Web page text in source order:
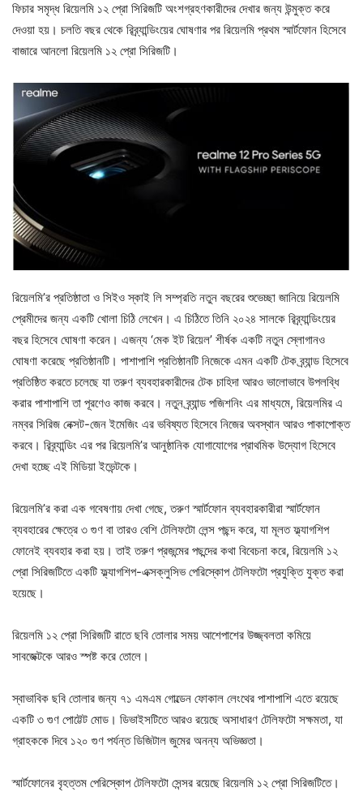
ফিচার সমৃদ্ধ রিয়েলমি ১২ প্রো সিরিজটি অংশগ্রহণকারীদের দেখার জন্য উন্মুক্ত করে
দেওয়া হয়। চলতি বছর থেকে রিব্র্যান্ডিংয়ের ঘোষণার পর রিয়েলমি প্রথম স্মার্টফোন হিসেবে
বাজারে আনলো রিয়েলমি ১২ প্রো সিরিজটি।
রিয়েলমি’র প্রতিষ্ঠাতা ও সিইও স্কাই লি সম্প্রতি নতুন বছরের শুভেচ্ছা জানিয়ে রিয়েলমি
প্রেমীদের জন্য একটি খোলা চিঠি লেখেন। এ চিঠিতে তিনি ২০২৪ সালকে রিব্র্যান্ডিংয়ের
বছর হিসেবে ঘোষণা করেন। এজন্য ‘মেক ইট রিয়েল’ শীর্ষক একটি নতুন স্লোগানও
ঘোষণা করেছে প্রতিষ্ঠানটি। পাশাপাশি প্রতিষ্ঠানটি নিজেকে এমন একটি টেক ব্র্যান্ড হিসেবে
প্রতিষ্ঠিত করতে চলেছে যা তরুণ ব্যবহারকারীদের টেক চাহিদা আরও ভালোভাবে উপলব্ধি
করার পাশাপাশি তা পূরণেও কাজ করবে। নতুন ব্র্যান্ড পজিশনিং এর মাধ্যমে, রিয়েলমির এ
নম্বর সিরিজ নেক্সট-জেন ইমেজিং এর ভবিষ্যত হিসেবে নিজের অবস্থান আরও পাকাপোক্ত
করবে। রিব্র্যান্ডিং এর পর রিয়েলমি’র আনুষ্ঠানিক যোগাযোগের প্রাথমিক উদ্যোগ হিসেবে
দেখা হচ্ছে এই মিডিয়া ইভেন্টকে।
রিয়েলমি’র করা এক গবেষণায় দেখা গেছে, তরুণ স্মার্টফোন ব্যবহারকারীরা স্মার্টফোন
ব্যবহারের ক্ষেত্রে ৩ গুণ বা তারও বেশি টেলিফটো লেন্স পছন্দ করে, যা মূলত ফ্ল্যাগশিপ
ফোনেই ব্যবহার করা হয়। তাই তরুণ প্রজন্মের পছন্দের কথা বিবেচনা করে, রিয়েলমি ১২
প্রো সিরিজটিতে একটি ফ্ল্যাগশিপ-এক্সক্লুসিভ পেরিস্কোপ টেলিফটো প্রযুক্তি যুক্ত করা
হয়েছে।
রিয়েলমি ১২ প্রো সিরিজটি রাতে ছবি তোলার সময় আশেপাশের উজ্জ্বলতা কমিয়ে
সাবজেক্টকে আরও স্পষ্ট করে তোলে।
স্বাভাবিক ছবি তোলার জন্য ৭১ এমএম গোল্ডেন ফোকাল লেংথের পাশাপাশি এতে রয়েছে
একটি ৩ গুণ পোট্টেট মোড। ডিভাইসটিতে আরও রয়েছে অসাধারণ টেলিফটো সক্ষমতা, যা
গ্রাহককে দিবে ১২০ গুণ পর্যন্ত ডিজিটাল জুমের অনন্য অভিজ্ঞতা।
স্মার্টফোনের বৃহত্তম পেরিস্কোপ টেলিফটো সেন্সর রয়েছে রিয়েলমি ১২ প্রো সিরিজটিতে।